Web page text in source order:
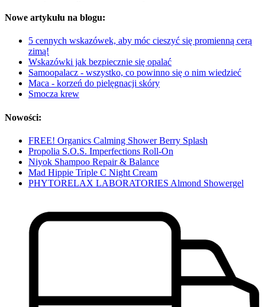
Nowe artykułu na blogu:
5 cennych wskazówek, aby móc cieszyć się promienną cerą
zimą!
Wskazówki jak bezpiecznie się opalać
Samoopalacz - wszystko, co powinno się o nim wiedzieć
Maca - korzeń do pielęgnacji skóry
Smocza krew
Nowości:
FREE! Organics Calming Shower Berry Splash
Propolia S.O.S. Imperfections Roll-On
Niyok Shampoo Repair & Balance
Mad Hippie Triple C Night Cream
PHYTORELAX LABORATORIES Almond Showergel